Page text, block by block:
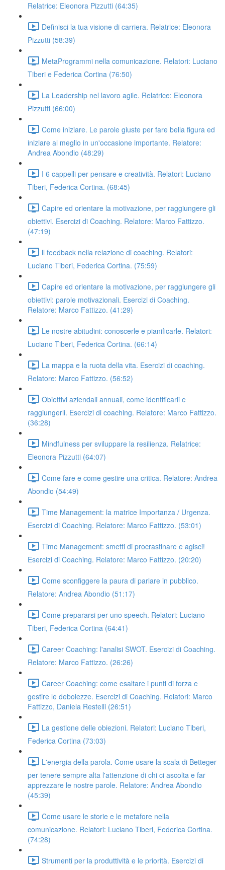
Relatrice: Eleonora Pizzutti (64:35)
Definisci la tua visione di carriera. Relatrice: Eleonora
Pizzutti (58:39)
MetaProgrammi nella comunicazione. Relatori: Luciano
Tiberi e Federica Cortina (76:50)
La Leadership nel lavoro agile. Relatrice: Eleonora
Pizzutti (66:00)
Come iniziare. Le parole giuste per fare bella figura ed
iniziare al meglio in un'occasione importante. Relatore:
Andrea Abondio (48:29)
I 6 cappelli per pensare e creatività. Relatori: Luciano
Tiberi, Federica Cortina. (68:45)
Capire ed orientare la motivazione, per raggiungere gli
obiettivi. Esercizi di Coaching. Relatore: Marco Fattizzo.
(47:19)
ll feedback nella relazione di coaching. Relatori:
Luciano Tiberi, Federica Cortina. (75:59)
Capire ed orientare la motivazione, per raggiungere gli
obiettivi: parole motivazionali. Esercizi di Coaching.
Relatore: Marco Fattizzo. (41:29)
Le nostre abitudini: conoscerle e pianificarle. Relatori:
Luciano Tiberi, Federica Cortina. (66:14)
La mappa e la ruota della vita. Esercizi di coaching.
Relatore: Marco Fattizzo. (56:52)
Obiettivi aziendali annuali, come identificarli e
raggiungerli. Esercizi di coaching. Relatore: Marco Fattizzo.
(36:28)
Mindfulness per sviluppare la resilienza. Relatrice:
Eleonora Pizzutti (64:07)
Come fare e come gestire una critica. Relatore: Andrea
Abondio (54:49)
Time Management: la matrice Importanza / Urgenza.
Esercizi di Coaching. Relatore: Marco Fattizzo. (53:01)
Time Management: smetti di procrastinare e agisci!
Esercizi di Coaching. Relatore: Marco Fattizzo. (20:20)
Come sconfiggere la paura di parlare in pubblico.
Relatore: Andrea Abondio (51:17)
Come prepararsi per uno speech. Relatori: Luciano
Tiberi, Federica Cortina (64:41)
Career Coaching: l'analisi SWOT. Esercizi di Coaching.
Relatore: Marco Fattizzo. (26:26)
Career Coaching: come esaltare i punti di forza e
gestire le debolezze. Esercizi di Coaching. Relatori: Marco
Fattizzo, Daniela Restelli (26:51)
La gestione delle obiezioni. Relatori: Luciano Tiberi,
Federica Cortina (73:03)
L'energia della parola. Come usare la scala di Betteger
per tenere sempre alta l'attenzione di chi ci ascolta e far
apprezzare le nostre parole. Relatore: Andrea Abondio
(45:39)
Come usare le storie e le metafore nella
comunicazione. Relatori: Luciano Tiberi, Federica Cortina.
(74:28)
Strumenti per la produttività e le priorità. Esercizi di